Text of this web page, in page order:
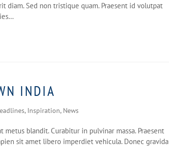
diam. Sed non tristique quam. Praesent id volutpat
INDIA
, Inspiration, News
blandit. Curabitur in pulvinar massa. Praesent
sit amet libero imperdiet vehicula. Donec gravida